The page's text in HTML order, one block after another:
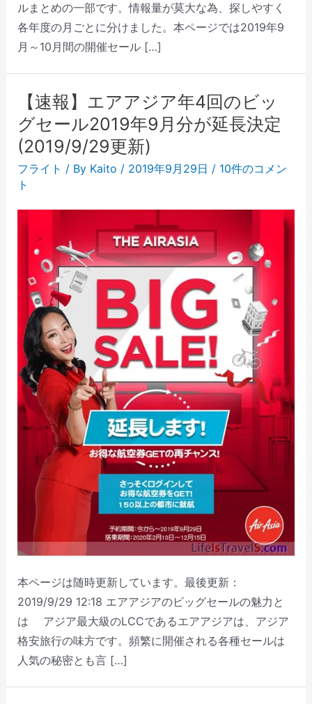
ルまとめの一部です。情報量が莫大な為、探しやすく
各年度の月ごとに分けました。本ページでは2019年9
月～10月間の開催セール […]
【速報】エアアジア年4回のビッ
グセール2019年9月分が延長決定
(2019/9/29更新)
フライト / By Kaito / 2019年9月29日 / 10件のコメン
ト
本ページは随時更新しています。最後更新：
2019/9/29 12:18 エアアジアのビッグセールの魅力と
は アジア最大級のLCCであるエアアジアは、アジア
格安旅行の味方です。頻繁に開催される各種セールは
人気の秘密とも言 […]